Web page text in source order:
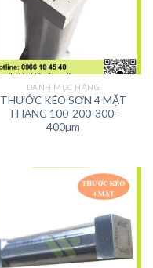
DANH MỤC HÃNG
THƯỚC KÉO SƠN 4 MẶT
THANG 100-200-300-
400µm